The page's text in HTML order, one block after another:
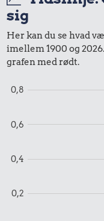
sig
Her kan du se hvad
imellem 1900 og
grafen med rødt.
0,2
0,4
0,6
0,8